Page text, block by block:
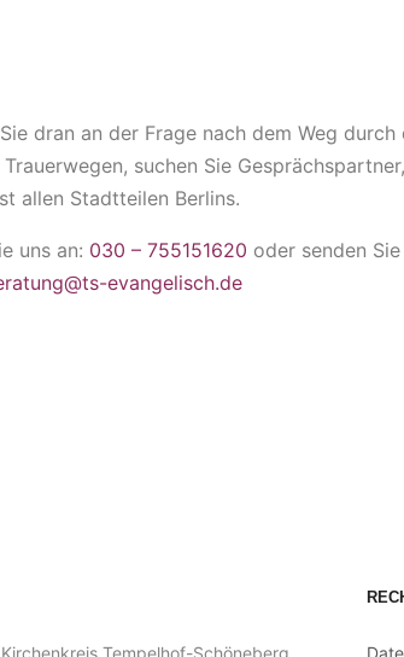
dran an der Frage nach dem Weg durch
Trauerwegen, suchen Sie
allen Stadtteilen Berlins.
uns an: 030 – 755151620 oder senden
evangelisch.de
Tempelhof-Schöneberg